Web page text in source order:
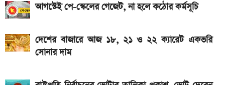
আজকের স্বর্ণের বাজারদর: ০৭ আগস্ট ২০২৬
নতুন পে-স্কেল কার্যকর হলে যেভাবে বকেয়া বেতন পাবেন
সরকারি চাকরিজীবীরা
আগস্টেই পে-স্কেলের গেজেট, না হলে কঠোর কর্মসূচি
দেশের বাজারে আজ ১৮, ২১ ও ২২ ক্যারেট একভরি
সোনার দাম